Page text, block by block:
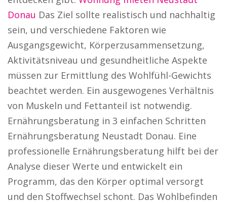
Donau Das Ziel sollte realistisch und nachhaltig
sein, und verschiedene Faktoren wie
Ausgangsgewicht, Körperzusammensetzung,
Aktivitätsniveau und gesundheitliche Aspekte
müssen zur Ermittlung des Wohlfühl-Gewichts
beachtet werden. Ein ausgewogenes Verhältnis
von Muskeln und Fettanteil ist notwendig.
Ernährungsberatung in 3 einfachen Schritten
Ernährungsberatung Neustadt Donau. Eine
professionelle Ernährungsberatung hilft bei der
Analyse dieser Werte und entwickelt ein
Programm, das den Körper optimal versorgt
und den Stoffwechsel schont. Das Wohlbefinden